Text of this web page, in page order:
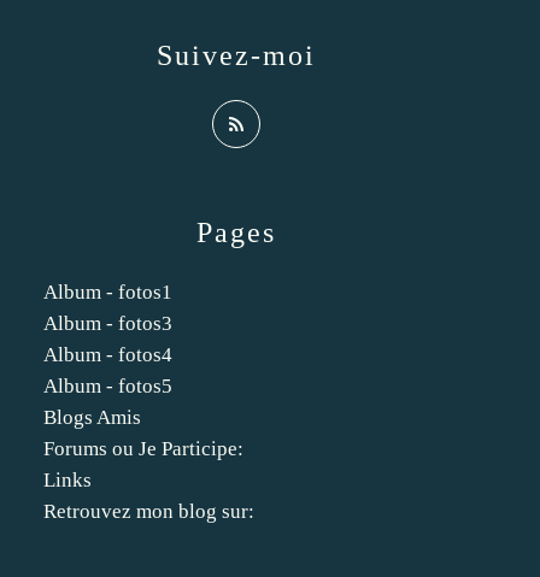
Pages
Album - fotos1
Album - fotos3
Album - fotos4
Album - fotos5
Blogs Amis
Forums ou Je Participe:
Links
Retrouvez mon blog sur:
Suivez-moi